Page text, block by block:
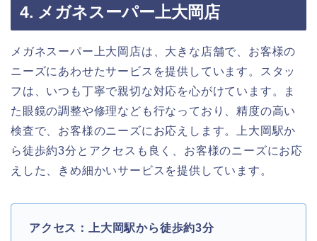
4. メガネスーパー上大岡店
メガネスーパー上大岡店は、大きな店舗で、お客様の
ニーズにあわせたサービスを提供しています。スタッ
フは、いつも丁寧で親切な対応を心がけています。ま
た眼鏡の調整や修理なども行なっており、精度の高い
検査で、お客様のニーズにお応えします。上大岡駅か
ら徒歩約3分とアクセスも良く、お客様のニーズにお応
えした、きめ細かいサービスを提供しています。
アクセス：上大岡駅から徒歩約3分